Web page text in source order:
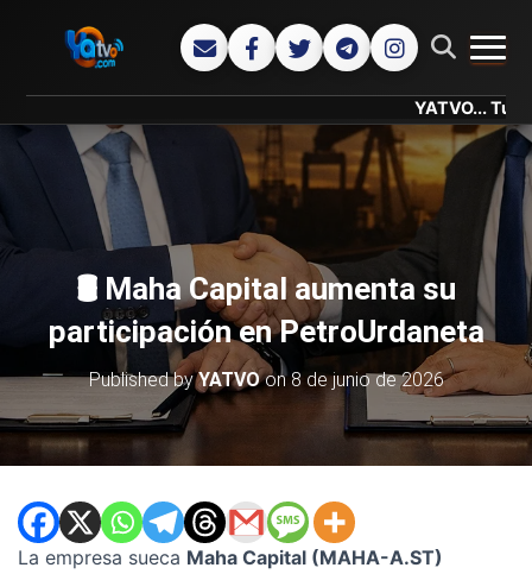
YATVO... Tu Canal
🛢️ Maha Capital aumenta su
participación en PetroUrdaneta
Published byYATVOon8 de junio de 2026
La empresa sueca Maha Capital (MAHA-A.ST)